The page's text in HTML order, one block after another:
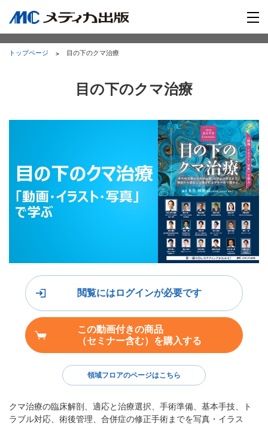
トップページ 目の下のクマ治療
目の下のクマ治療
クマ治療の臨床解剖、適応と治療選択、手術準備、基本手技、ト
ラブル対応、術後管理、合併症の修正手術までを写真・イラス
閲覧にはログインが必要です
この動画付きの商品
（セミナー含む）を購入する
領域フロアのページはこちら